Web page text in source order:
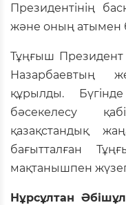
Президентінің
және оның атымен
Тұңғыш
Назарбаевтың
құрылды.
бәсекелесу
қазақстандық
бағытталған
мақтанышпен
Нұрсұлтан